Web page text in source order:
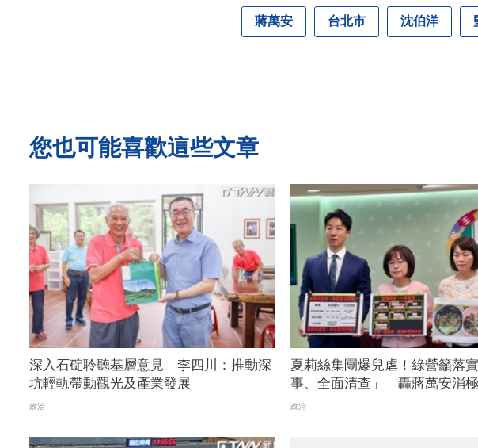
蔣萬安 台北市 沈伯洋
您也可能喜歡這些文章
深入石碇聆聽基層意見 李四川：推動深
坑輕軌帶動觀光及產業發展
政治
夏莉絲集團爆兒虐！綠營籲落
事、全面清查」 轟蔣萬安消
開道歉
政治